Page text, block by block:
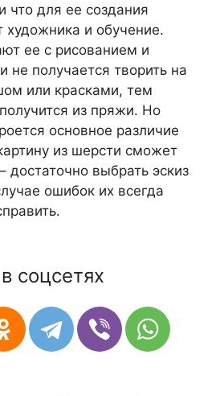
для ее создания
художника и обучение.
ее с рисованием и
не получается творить на
или красками, тем
из пряжи. Но
основное различие
из шерсти сможет
достаточно выбрать эскиз
ошибок их всегда
соцсетях